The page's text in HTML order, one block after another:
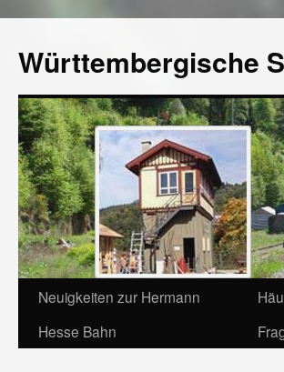
Württembergische
Neuigkeiten zur Hermann
Hesse Bahn